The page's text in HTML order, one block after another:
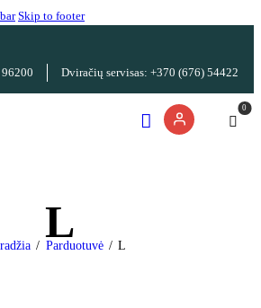
Skip to footer
Dviračių servisas: +370 (676) 54422
0
L
Parduotuvė L